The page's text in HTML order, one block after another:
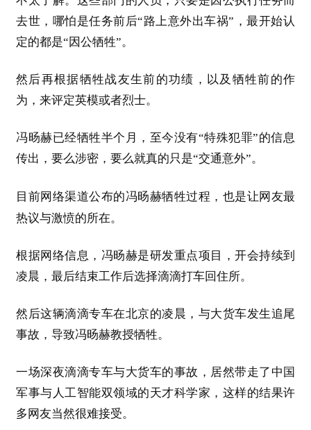
去世，哪怕是任务前后“路上意外出车祸”，最开始认
定的都是“因公牺牲”。
然后再根据牺牲战友生前的功绩，以及牺牲前的作
为，来评定英模或者烈士。
冯旸赫已经牺牲半个月，至今没有“特殊犯罪”的信息
传出，要么涉密，要么就真的只是“交通意外”。
目前网络渠道公布的冯旸赫牺牲过程，也是让网友最
热议与激愤的所在。
根据网络信息，冯旸赫是研发重点项目，开会持续到
凌晨，最后结束工作后选择滴滴打车回住所。
然后这辆滴滴专车在北京的凌晨，与大货车发生追尾
事故，导致冯旸赫教授牺牲。
一场深夜滴滴专车与大货车的事故，居然带走了中国
军事与人工智能双领域的天才科学家，这样的结果许
多网友当然很难接受。